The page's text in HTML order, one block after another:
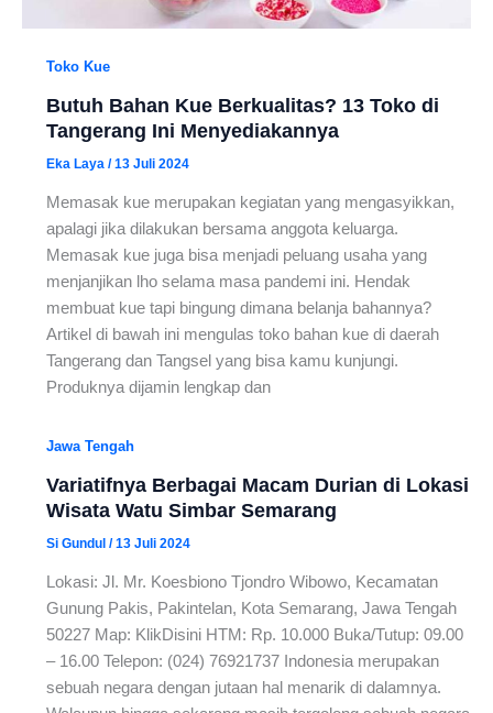
Toko Kue
Butuh Bahan Kue Berkualitas? 13 Toko di
Tangerang Ini Menyediakannya
Eka Laya /13 Juli 2024
Memasak kue merupakan kegiatan yang mengasyikkan,
apalagi jika dilakukan bersama anggota keluarga.
Memasak kue juga bisa menjadi peluang usaha yang
menjanjikan lho selama masa pandemi ini. Hendak
membuat kue tapi bingung dimana belanja bahannya?
Artikel di bawah ini mengulas toko bahan kue di daerah
Tangerang dan Tangsel yang bisa kamu kunjungi.
Produknya dijamin lengkap dan
Jawa Tengah
Variatifnya Berbagai Macam Durian di Lokasi
Wisata Watu Simbar Semarang
Si Gundul /13 Juli 2024
Lokasi: Jl. Mr. Koesbiono Tjondro Wibowo, Kecamatan
Gunung Pakis, Pakintelan, Kota Semarang, Jawa Tengah
50227 Map: KlikDisini HTM: Rp. 10.000 Buka/Tutup: 09.00
– 16.00 Telepon: (024) 76921737 Indonesia merupakan
sebuah negara dengan jutaan hal menarik di dalamnya.